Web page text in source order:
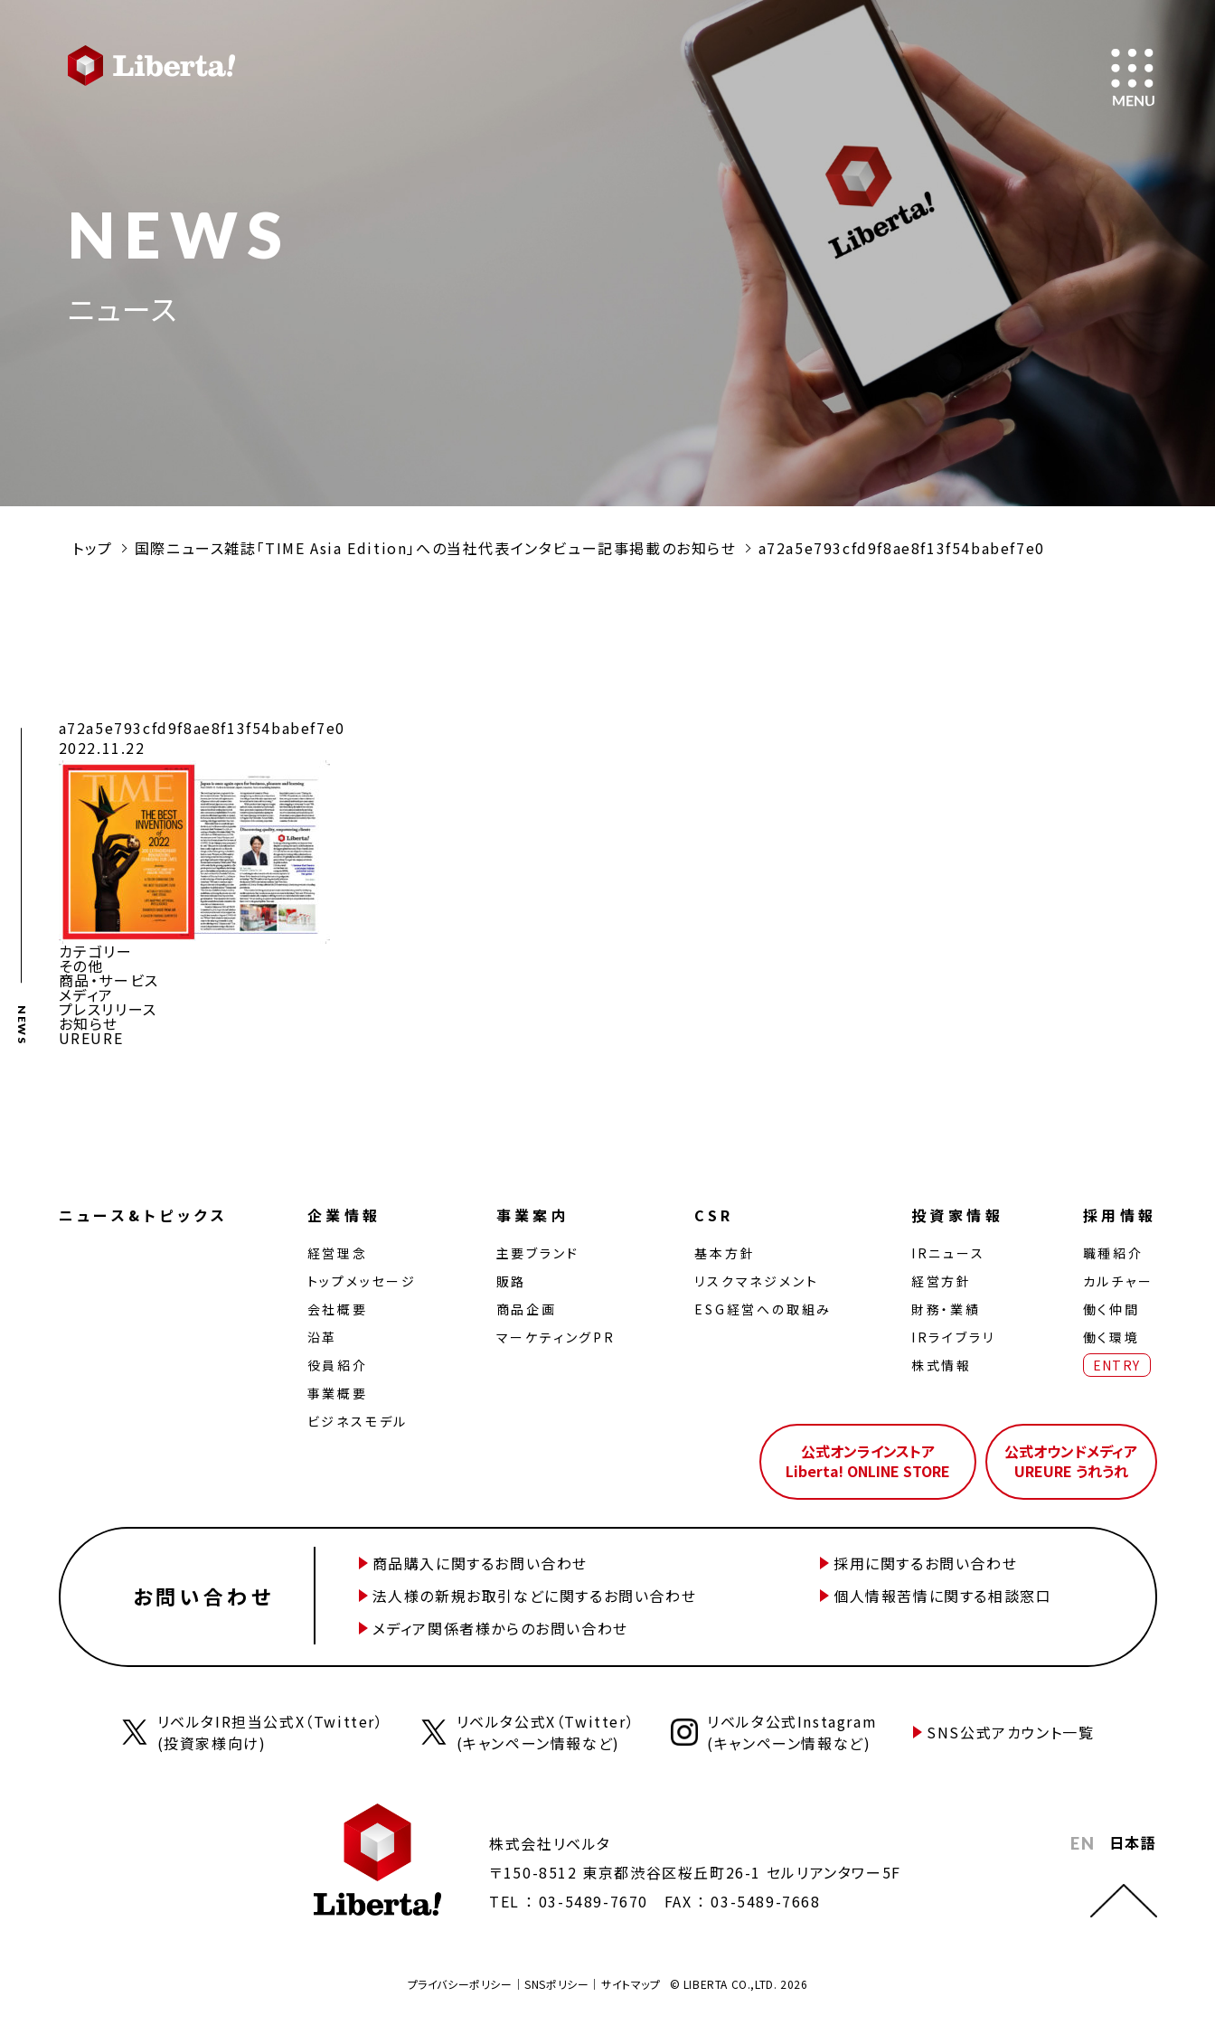
NEWS
ニュース
トップ 国際ニュース雑誌「TIME Asia Edition」への当社代表インタビュー記事掲載のお知らせ a72a5e793cfd9f8ae8f13f54babef7e0
NEWS
a72a5e793cfd9f8ae8f13f54babef7e0
2022.11.22
カテゴリー
その他
商品・サービス
メディア
プレスリリース
お知らせ
UREURE
ニュース&トピックス 企業情報
経営理念
トップメッセージ
会社概要
沿革
役員紹介
事業概要
ビジネスモデル
事業案内
主要ブランド
販路
商品企画
マーケティングPR
CSR
基本方針
リスクマネジメント
ESG経営への取組み
投資家情報
IRニュース
経営⽅針
財務・業績
IRライブラリ
株式情報
採用情報
職種紹介
カルチャー
働く仲間
働く環境
ENTRY
公式オンラインストア
Liberta! ONLINE STORE
公式オウンドメディア
UREURE うれうれ
お問い合わせ
商品購入に関するお問い合わせ
採用に関するお問い合わせ
法人様の新規お取引などに関するお問い合わせ
個人情報苦情に関する相談窓口
メディア関係者様からのお問い合わせ
リベルタIR担当公式X（Twitter）
(投資家様向け)
リベルタ公式X（Twitter）
(キャンペーン情報など)
リベルタ公式Instagram
(キャンペーン情報など)
SNS公式アカウント一覧
EN 日本語
株式会社リベルタ
〒150-8512 東京都渋谷区桜丘町26-1 セルリアンタワー5F
TEL ： 03-5489-7670 FAX ： 03-5489-7668
プライバシーポリシー SNSポリシー サイトマップ © LIBERTA CO.,LTD. 2026